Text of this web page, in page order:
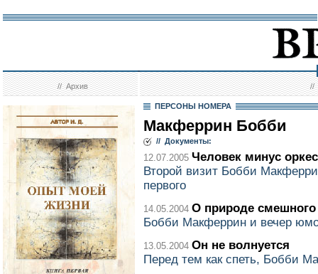
//Архив //
ПЕРСОНЫ НОМЕРА
Макферрин Бобби
// Документы:
12.07.2005 Человек минус
Второй визит Бобби
первого
14.05.2004 О природе смешного
Бобби Макферрин и вечер
13.05.2004 Он не волнуется
Перед тем как спеть, Бобби